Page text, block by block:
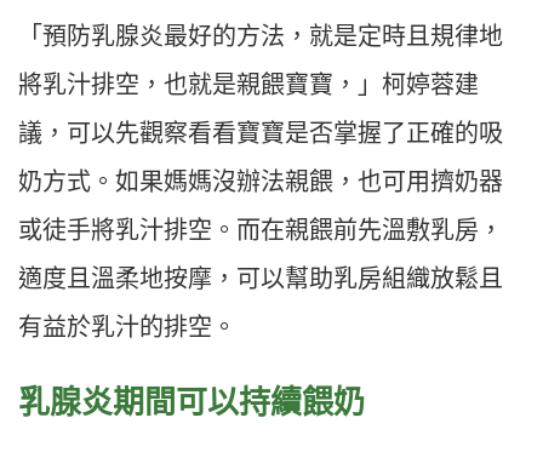
「預防乳腺炎最好的方法，就是定時且規律地
將乳汁排空，也就是親餵寶寶，」柯婷蓉建
議，可以先觀察看看寶寶是否掌握了正確的吸
奶方式。如果媽媽沒辦法親餵，也可用擠奶器
或徒手將乳汁排空。而在親餵前先溫敷乳房，
適度且溫柔地按摩，可以幫助乳房組織放鬆且
有益於乳汁的排空。
乳腺炎期間可以持續餵奶